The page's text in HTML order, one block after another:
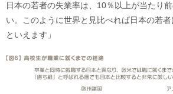
日本の若者の失業率は、10％以上が当たり
い。このように世界と見比べれば日本の若
といえます」